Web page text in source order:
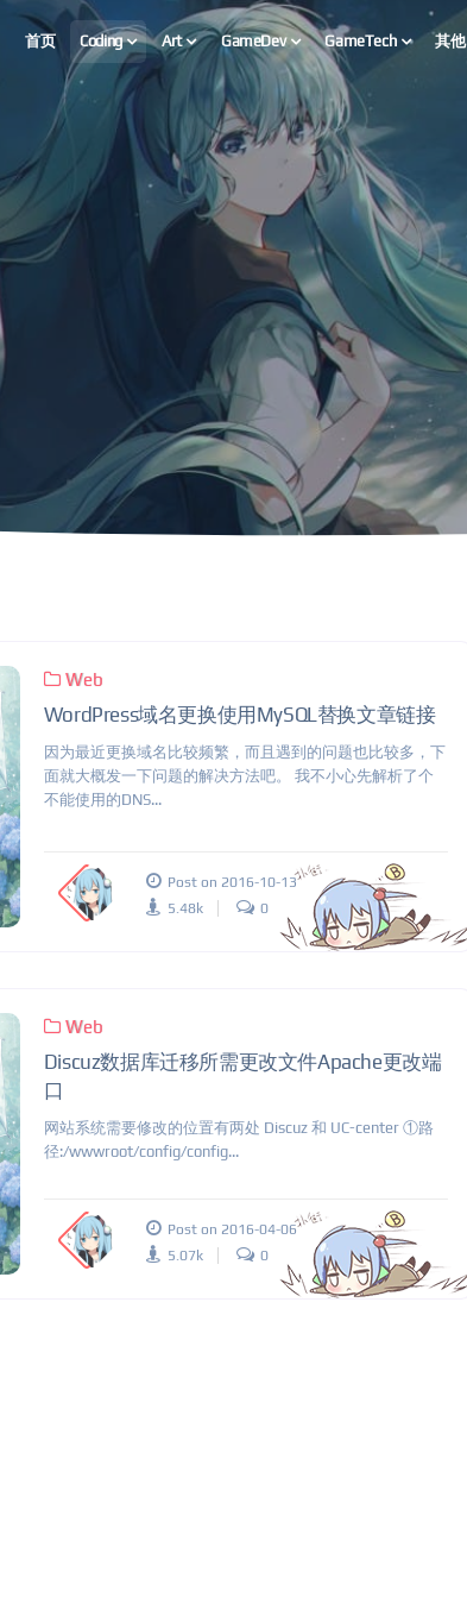
首页 Coding Art GameDev GameTech 其他
Web
WordPress域名更换使用MySQL替换文章链接
因为最近更换域名比较频繁，而且遇到的问题也比较多，下
面就大概发一下问题的解决方法吧。 我不小心先解析了个
不能使用的DNS...
Post on 2016-10-13
5.48k
0
Web
Discuz数据库迁移所需更改文件Apache更改端
口
网站系统需要修改的位置有两处 Discuz 和 UC-center ①路
径:/wwwroot/config/config...
Post on 2016-04-06
5.07k
0